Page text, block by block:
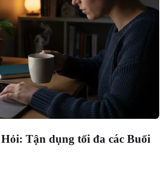
Tận dụng tối đa các Buổi